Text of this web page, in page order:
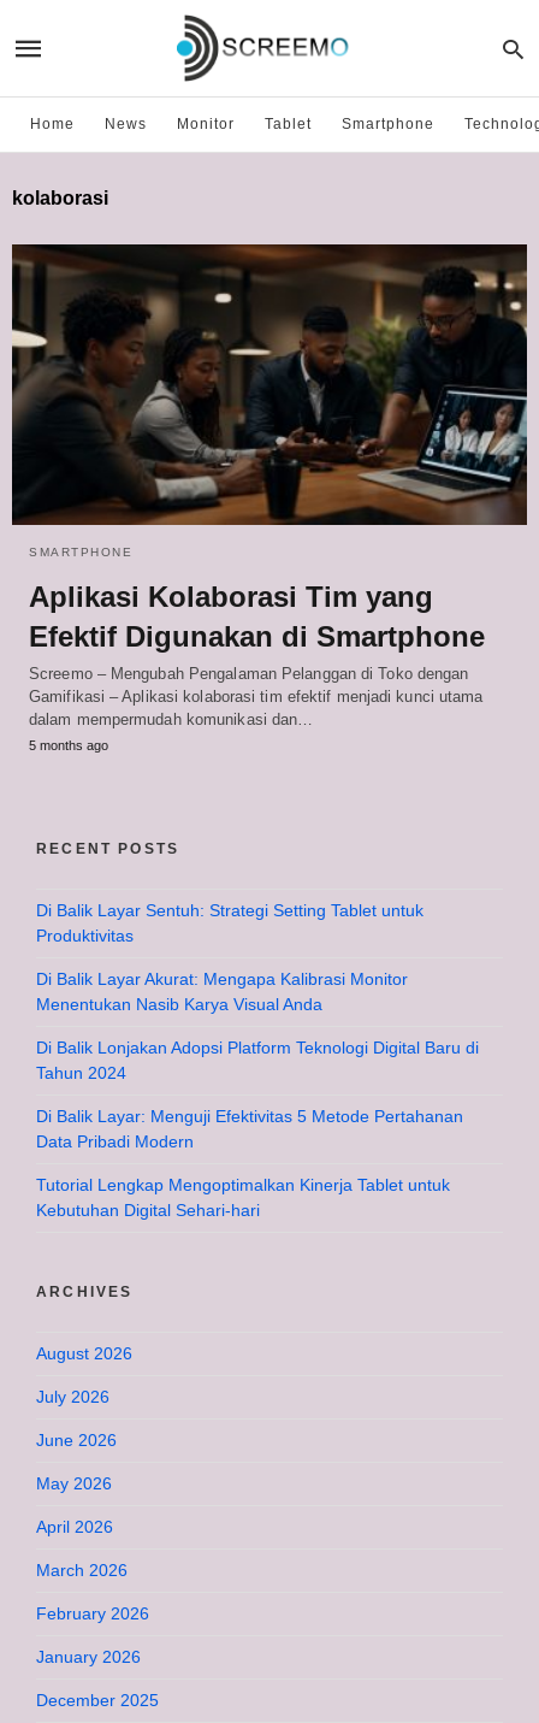
Home News Monitor Tablet Smartphone
kolaborasi
SMARTPHONE
Aplikasi Kolaborasi Tim yang
Efektif Digunakan di Smartphone
Screemo – Mengubah Pengalaman Pelanggan di Toko dengan
Gamifikasi – Aplikasi kolaborasi tim efektif menjadi kunci utama
dalam mempermudah komunikasi dan…
5 months ago
RECENT POSTS
Di Balik Layar Sentuh: Strategi Setting Tablet untuk
Produktivitas
Di Balik Layar Akurat: Mengapa Kalibrasi Monitor
Menentukan Nasib Karya Visual Anda
Di Balik Lonjakan Adopsi Platform Teknologi Digital Baru di
Tahun 2024
Di Balik Layar: Menguji Efektivitas 5 Metode Pertahanan
Data Pribadi Modern
Tutorial Lengkap Mengoptimalkan Kinerja Tablet untuk
Kebutuhan Digital Sehari-hari
ARCHIVES
August 2026
July 2026
June 2026
May 2026
April 2026
March 2026
February 2026
January 2026
December 2025